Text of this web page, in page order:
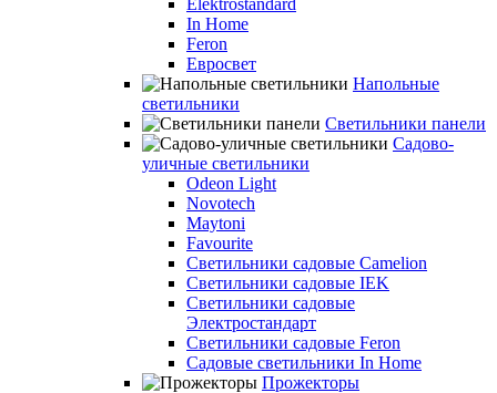
Elektrostandard
In Home
Feron
Евросвет
Напольные
светильники
Светильники панели
Садово-
уличные светильники
Odeon Light
Novotech
Maytoni
Favourite
Светильники садовые Camelion
Светильники садовые IEK
Светильники садовые
Электростандарт
Светильники садовые Feron
Садовые светильники In Home
Прожекторы